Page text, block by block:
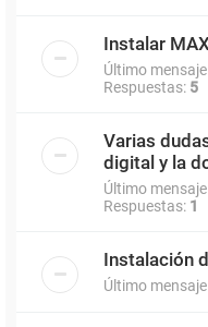
Instalar
Último
Respuestas: 5
Varias
digital y la
Último
Respuestas: 1
Instalación
Último